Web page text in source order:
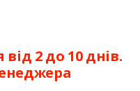
2 до 10 днів.